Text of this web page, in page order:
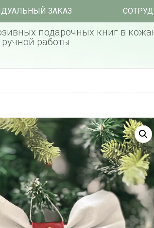
ЗАКАЗ
подарочных книг в
ручной работы